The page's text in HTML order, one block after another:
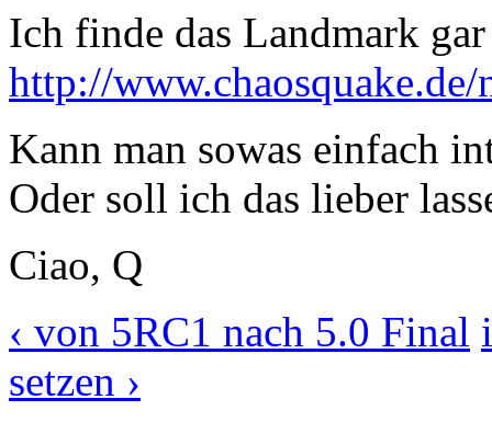
Ich finde das Landmark
http://
Kann man sowas einfach
Oder soll ich das lieber
Ciao, Q
‹ von 5RC1 nach 5.0 Final
setzen ›